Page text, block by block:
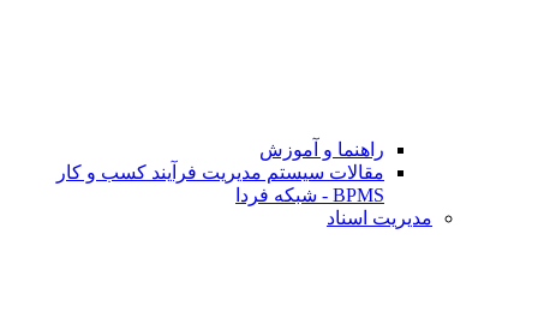
راهنما و آموزش
مقالات سیستم مدیریت فرآیند کسب و کار
BPMS - شبکه فردا
مدیریت اسناد